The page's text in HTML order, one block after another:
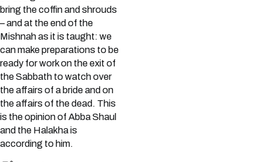
bring the coffin and shrouds
– and at the end of the
Mishnah as it is taught: we
can make preparations to be
ready for work on the exit of
the Sabbath to watch over
the affairs of a bride and on
the affairs of the dead. This
is the opinion of Abba Shaul
and the Halakha is
according to him.